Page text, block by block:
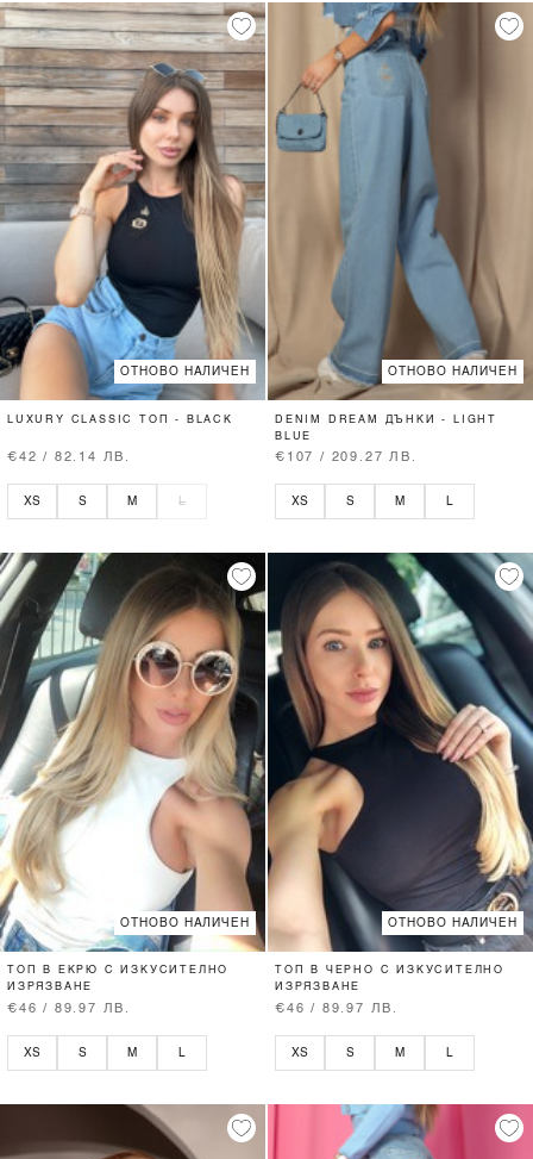
ОТНОВО НАЛИЧЕН
LUXURY CLASSIC ТОП - BLACK
€42 / 82.14 ЛВ.
XS S M L
ОТНОВО НАЛИЧЕН
DENIM DREAM ДЪНКИ - LIGHT
BLUE
€107 / 209.27 ЛВ.
XS S M L
ОТНОВО НАЛИЧЕН
ТОП В ЕКРЮ С ИЗКУСИТЕЛНО
ИЗРЯЗВАНЕ
€46 / 89.97 ЛВ.
XS S M
ОТНОВО НАЛИЧЕН
ТОП В ЧЕРНО С ИЗКУСИТЕЛНО
ИЗРЯЗВАНЕ
€46 / 89.97 ЛВ.
XS S M